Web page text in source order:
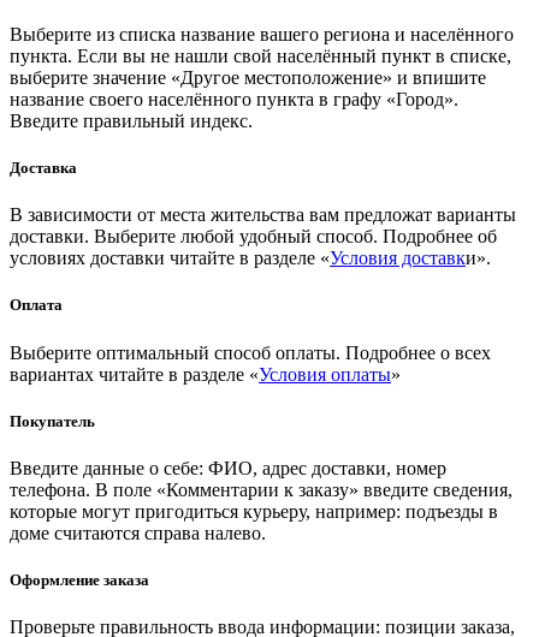
Выберите из списка название вашего региона и населённого
пункта. Если вы не нашли свой населённый пункт в списке,
выберите значение «Другое местоположение» и впишите
название своего населённого пункта в графу «Город».
Введите правильный индекс.
Доставка
В зависимости от места жительства вам предложат варианты
доставки. Выберите любой удобный способ. Подробнее об
условиях доставки читайте в разделе «Условия доставки».
Оплата
Выберите оптимальный способ оплаты. Подробнее о всех
вариантах читайте в разделе «Условия оплаты»
Покупатель
Введите данные о себе: ФИО, адрес доставки, номер
телефона. В поле «Комментарии к заказу» введите сведения,
которые могут пригодиться курьеру, например: подъезды в
доме считаются справа налево.
Оформление заказа
Проверьте правильность ввода информации: позиции заказа,